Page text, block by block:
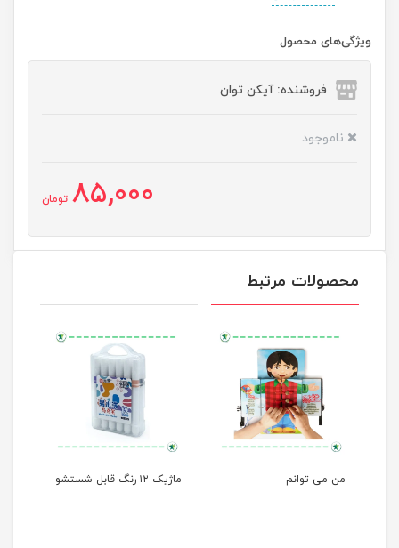
ویژگی‌های محصول
فروشنده: آیکن توان
ناموجود
85,000 تومان
محصولات مرتبط
من می توانم ماژیک ۱۲ رنگ قابل شستشو